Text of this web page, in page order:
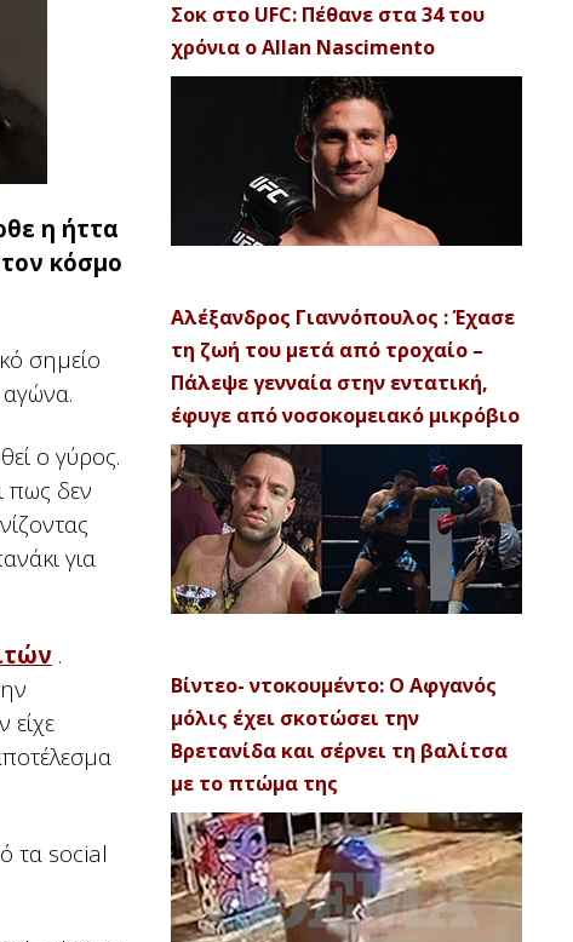
η ήττα
κόσμο
σημείο
ο γύρος.
πως δεν
για
.
είχε
τα social
Σοκ στο UFC: Πέθανε στα 34 του
χρόνια ο Allan Nascimento
Αλέξανδρος Γιαννόπουλος : Έχασε
τη ζωή του μετά από τροχαίο –
Πάλεψε γενναία στην εντατική,
έφυγε από νοσοκομειακό μικρόβιο
Βίντεο- ντοκουμέντο: Ο Αφγανός
μόλις έχει σκοτώσει την
Βρετανίδα και σέρνει τη βαλίτσα
με το πτώμα της